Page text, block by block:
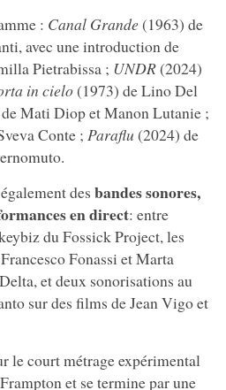
: Canal Grande(1963) de
avec une introduction de
Pietrabissa ; UNDR(2024)
in cielo(1973) de Lino Del
Mati Diop et Manon Lutanie ;
Conte ; Paraflu (2024) de
des bandes sonores,
en direct: entre
du Fossick Project, les
Fonassi et Marta
et deux sonorisations au
sur des films de Jean Vigo et
le court métrage expérimental
et se termine par une